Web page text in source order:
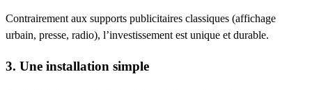
Contrairement aux supports publicitaires classiques (affichage
urbain, presse, radio), l’investissement est unique et durable.
3. Une installation simple